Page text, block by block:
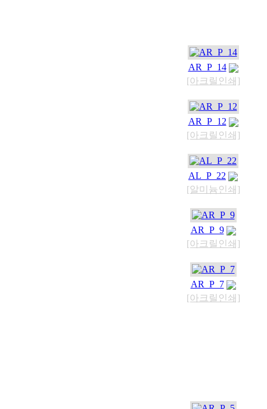
AR_P_14
[아크릴인쇄]
AR_P_12
[아크릴인쇄]
AL_P_22
[알미늄인쇄]
AR_P_9
[아크릴인쇄]
AR_P_7
[아크릴인쇄]